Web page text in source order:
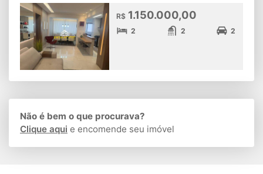
R$ 1.150.000,00
2 2 2
Não é bem o que procurava?
Clique aqui e encomende seu imóvel